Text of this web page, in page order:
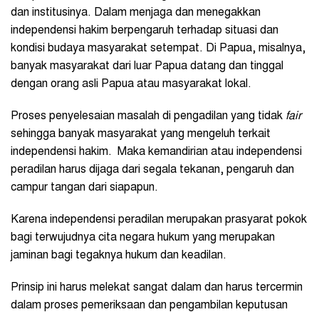
dan institusinya. Dalam menjaga dan menegakkan
independensi hakim berpengaruh terhadap situasi dan
kondisi budaya masyarakat setempat. Di Papua, misalnya,
banyak masyarakat dari luar Papua datang dan tinggal
dengan orang asli Papua atau masyarakat lokal.
Proses penyelesaian masalah di pengadilan yang tidak fair
sehingga banyak masyarakat yang mengeluh terkait
independensi hakim. Maka kemandirian atau independensi
peradilan harus dijaga dari segala tekanan, pengaruh dan
campur tangan dari siapapun.
Karena independensi peradilan merupakan prasyarat pokok
bagi terwujudnya cita negara hukum yang merupakan
jaminan bagi tegaknya hukum dan keadilan.
Prinsip ini harus melekat sangat dalam dan harus tercermin
dalam proses pemeriksaan dan pengambilan keputusan